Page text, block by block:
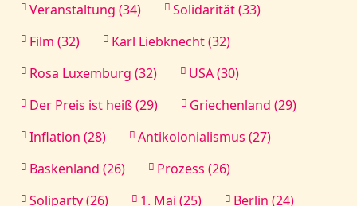
Veranstaltung (34)
Solidarität (33)
Film (32)
Karl Liebknecht (32)
Rosa Luxemburg (32)
USA (30)
Der Preis ist heiß (29)
Griechenland (29)
Inflation (28)
Antikolonialismus (27)
Baskenland (26)
Prozess (26)
Soliparty (26)
1. Mai (25)
Berlin (24)